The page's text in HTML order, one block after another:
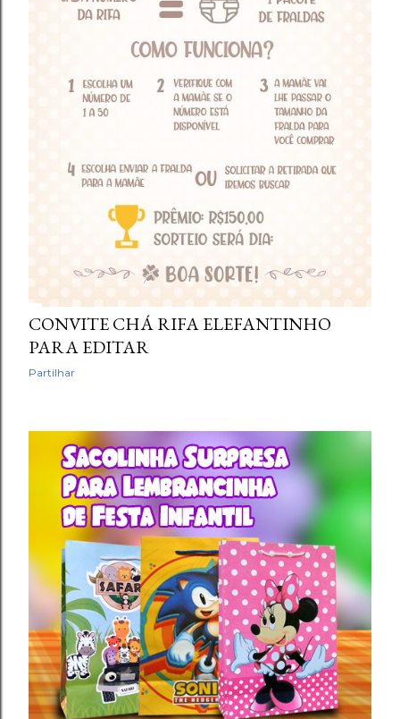
CONVITE CHÁ RIFA ELEFANTINHO
PARA EDITAR
Partilhar